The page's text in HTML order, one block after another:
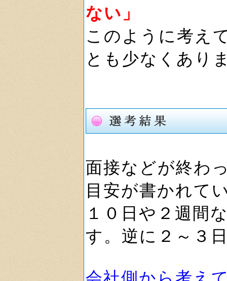
ない」
このように考え
とも少なくあり
面接などが終わ
目安が書かれて
１０日や２週間
す。逆に２～３